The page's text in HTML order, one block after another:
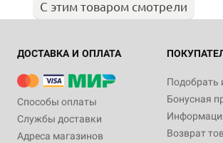
С этим товаром смотрели
ДОСТАВКА И ОПЛАТА
Способы оплаты
Службы доставки
Адреса магазинов
Подобрать
Бонусная
Возврат